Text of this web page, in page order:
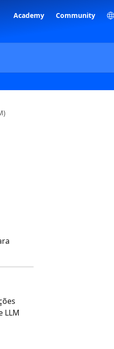
Academy Community
LLM